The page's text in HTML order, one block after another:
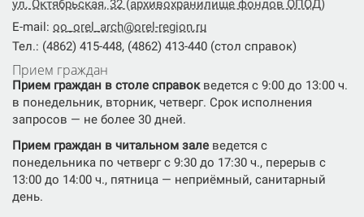
ул. Октябрьская, 32 (архивохранилище фондов ОПОД)
E-mail: oo_orel_arch@orel-region.ru
Тел.: (4862) 415-448, (4862) 413-440 (стол справок)
Прием граждан
Прием граждан в столе справокведется с 9:00 до 13:00 ч.
в понедельник, вторник, четверг. Срок исполнения
запросов — не более 30 дней.
Прием граждан в читальном зале ведется с
понедельника по четверг с 9:30 до 17:30 ч., перерыв с
13:00 до 14:00 ч., пятница — неприёмный, санитарный
день.